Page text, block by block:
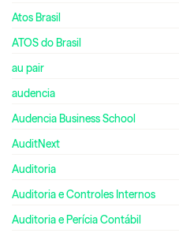
Atos Brasil
ATOS do Brasil
au pair
audencia
Audencia Business School
AuditNext
Auditoria
Auditoria e Controles Internos
Auditoria e Perícia Contábil